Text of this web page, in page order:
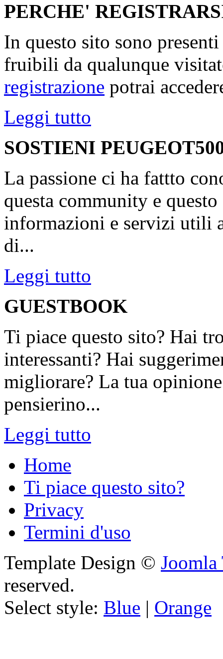
PERCHE'
In questo sito sono
fruibili da qualunque
registrazione potrai
Leggi tutto
SOSTIENI
La passione ci ha fattto
questa community e
informazioni e servizi utili
di...
Leggi tutto
GUESTBOOK
Ti piace questo sito? Hai
interessanti? Hai
migliorare? La tua
pensierino...
Leggi tutto
Home
Ti piace questo sito?
Privacy
Termini d'uso
Template Design © Joomla
reserved.
Select style: Blue | Orange